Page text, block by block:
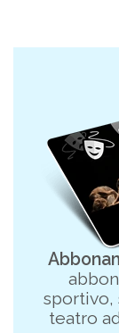
sportivo,
teatro